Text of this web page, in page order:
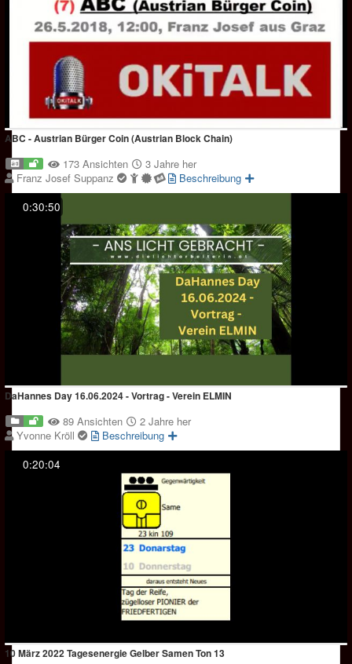
ABC - Austrian Bürger Coin (Austrian Block Chain)
173 Ansichten
3 Jahre her
Franz Josef Suppanz
Beschreibung
0:30:50
DaHannes Day 16.06.2024 - Vortrag - Verein ELMIN
89 Ansichten
2 Jahre her
Yvonne Kröll
Beschreibung
0:20:04
10 März 2022 Tagesenergie Gelber Samen Ton 13